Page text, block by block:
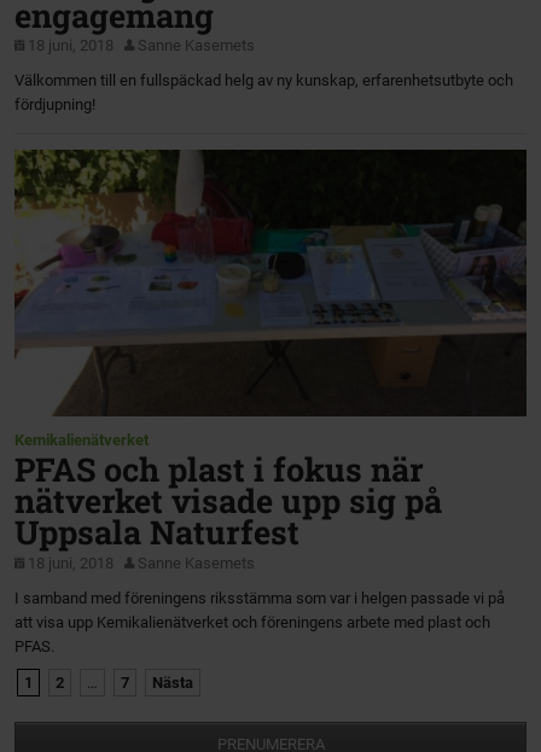
engagemang
18 juni, 2018
Sanne Kasemets
Välkommen till en fullspäckad helg av ny kunskap, erfarenhetsutbyte och
fördjupning!
Kemikalienätverket
PFAS och plast i fokus när
nätverket visade upp sig på
Uppsala Naturfest
18 juni, 2018
Sanne Kasemets
I samband med föreningens riksstämma som var i helgen passade vi på
att visa upp Kemikalienätverket och föreningens arbete med plast och
PFAS.
1
2 7 Nästa
PRENUMERERA